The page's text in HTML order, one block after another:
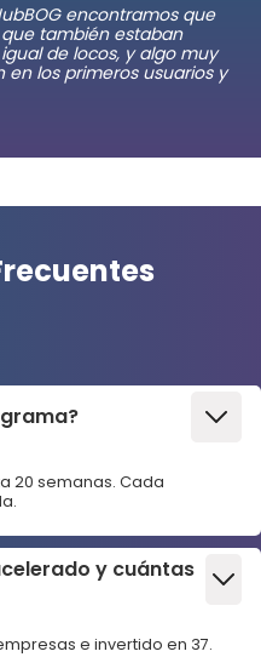
encontramos que
también estaban
de locos, y algo muy
los primeros usuarios y
20 semanas. Cada
y cuántas
e invertido en 37.